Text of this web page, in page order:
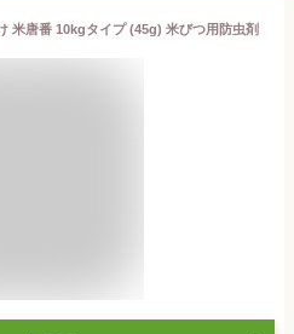
米唐番 10kgタイプ (45g) 米びつ用防虫剤